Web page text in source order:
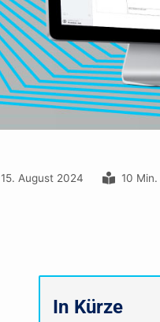
15. August 2024 10 Min.
In Kürze